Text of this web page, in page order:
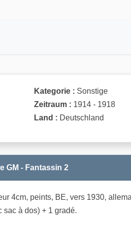
Kategorie : Sonstige
Zeitraum : 1914 - 1918
Land : Deutschland
GM - Fantassin 2
4cm, peints, BE, vers 1930,
sac à dos) + 1 gradé.